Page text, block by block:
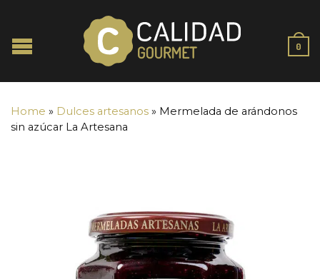
0
Home » Dulces artesanos » Mermelada de arándonos
sin azúcar La Artesana